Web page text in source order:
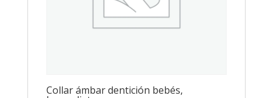
Collar ámbar dentición bebés,